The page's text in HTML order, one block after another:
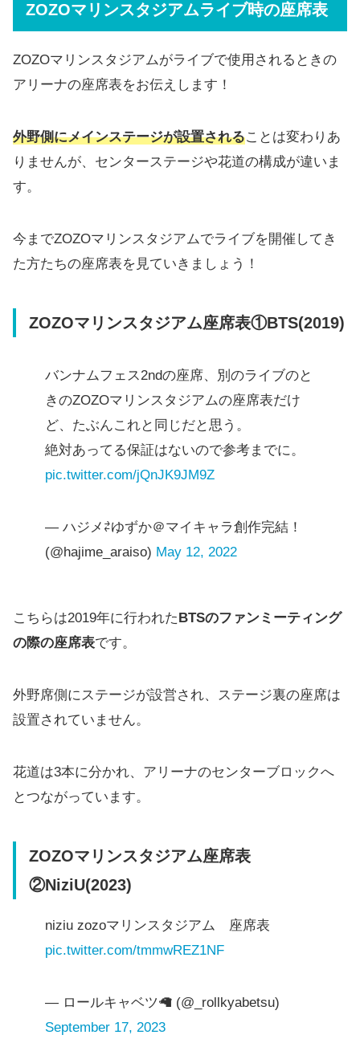
ZOZOマリンスタジアムライブ時の座席表
ZOZOマリンスタジアムがライブで使用されるときの
アリーナの座席表をお伝えします！
外野側にメインステージが設置されることは変わりあ
りませんが、センターステージや花道の構成が違いま
す。
今までZOZOマリンスタジアムでライブを開催してき
た方たちの座席表を見ていきましょう！
ZOZOマリンスタジアム座席表①BTS(2019)
バンナムフェス2ndの座席、別のライブのと
きのZOZOマリンスタジアムの座席表だけ
ど、たぶんこれと同じだと思う。
絶対あってる保証はないので参考までに。
pic.twitter.com/jQnJK9JM9Z
— ハジメ⇄ゆずか＠マイキャラ創作完結！
(@hajime_araiso) May 12, 2022
こちらは2019年に行われたBTSのファンミーティング
の際の座席表です。
外野席側にステージが設営され、ステージ裏の座席は
設置されていません。
花道は3本に分かれ、アリーナのセンターブロックへ
とつながっています。
ZOZOマリンスタジアム座席表
②NiziU(2023)
niziu zozoマリンスタジアム 座席表
pic.twitter.com/tmmwREZ1NF
— ロールキャベツ🦙 (@_rollkyabetsu)
September 17, 2023